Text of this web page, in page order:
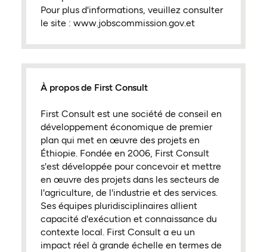
Pour plus d'informations, veuillez consulter
le site : www.jobscommission.gov.et
À propos de First Consult
First Consult est une société de conseil en
développement économique de premier
plan qui met en œuvre des projets en
Éthiopie. Fondée en 2006, First Consult
s'est développée pour concevoir et mettre
en œuvre des projets dans les secteurs de
l'agriculture, de l'industrie et des services.
Ses équipes pluridisciplinaires allient
capacité d'exécution et connaissance du
contexte local. First Consult a eu un
impact réel à grande échelle en termes de